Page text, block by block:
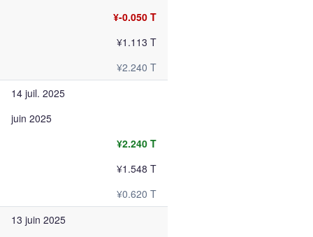
¥-0.050 T
¥1.113 T
¥2.240 T
14 juil. 2025
juin 2025
¥2.240 T
¥1.548 T
¥0.620 T
13 juin 2025